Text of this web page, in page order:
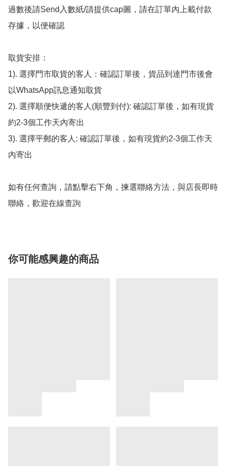
過數後請Send入數紙/請提供cap圖，請在訂單內上載付款
存據，以便確認
取貨安排：
1). 選擇門市取貨的客人：確認訂單後，貨品到達門市後會
以WhatsApp訊息通知取貨
2). 選擇順便快遞的客人(順豐到付): 確認訂單後，如有現貨
約2-3個工作天內寄出
3). 選擇平郵的客人: 確認訂單後，如有現貨約2-3個工作天
內寄出
如有任何查詢，請點擊右下角，揀選聯絡方法，與店長即時
聯絡，歡迎在線查詢
你可能感興趣的商品